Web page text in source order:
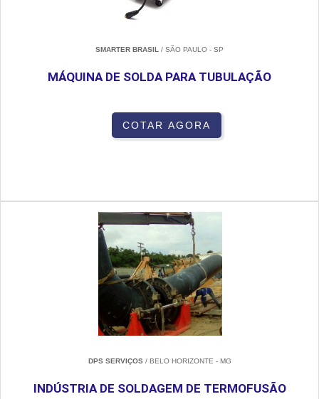
SMARTER BRASIL / SÃO PAULO - SP
MÁQUINA DE SOLDA PARA TUBULAÇÃO
COTAR AGORA
DPS SERVIÇOS/ BELO HORIZONTE - MG
INDÚSTRIA DE SOLDAGEM DE TERMOFUSÃO